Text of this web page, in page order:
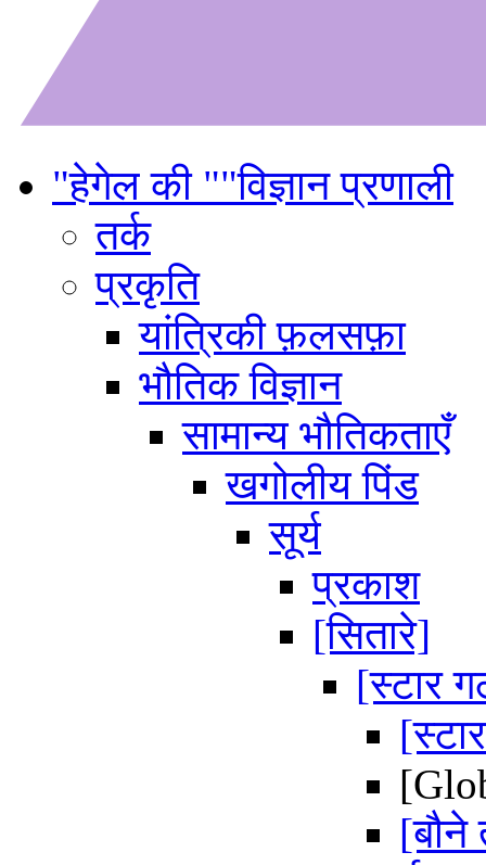
"हेगेल की ""विज्ञान प्रणाली
तर्क
प्रकृति
यांत्रिकी फ़लसफ़ा
भौतिक विज्ञान
सामान्य भौतिकताएँ
खगोलीय पिंड
सूर्य
प्रकाश
[सितारे]
[स्टार
[बौने